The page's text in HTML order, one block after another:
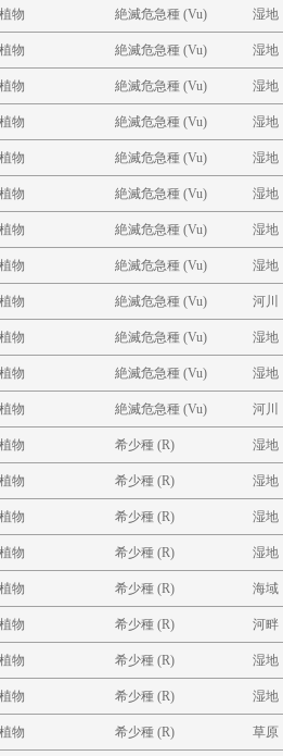
植物 絶滅危急種 (Vu) 湿地
植物 絶滅危急種 (Vu) 湿地
植物 絶滅危急種 (Vu) 湿地
植物 絶滅危急種 (Vu) 湿地
植物 絶滅危急種 (Vu) 湿地
植物 絶滅危急種 (Vu) 湿地
植物 絶滅危急種 (Vu) 湿地
植物 絶滅危急種 (Vu) 湿地
植物 絶滅危急種 (Vu) 河川
植物 絶滅危急種 (Vu) 湿地
植物 絶滅危急種 (Vu) 湿地
植物 絶滅危急種 (Vu) 河川
植物 希少種 (R) 湿地
植物 希少種 (R) 湿地
植物 希少種 (R) 湿地
植物 希少種 (R) 湿地
植物 希少種 (R) 海域
植物 希少種 (R) 河畔
植物 希少種 (R) 湿地
植物 希少種 (R) 湿地
植物 希少種 (R) 草原